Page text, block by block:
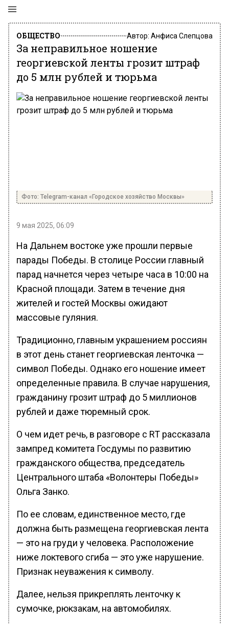
ОБЩЕСТВО Автор: Анфиса Слепцова
За неправильное ношение
георгиевской ленты грозит штраф
до 5 млн рублей и тюрьма
Фото: Telegram-канал «Городское хозяйство Москвы»
9 мая 2025, 06:09
На Дальнем востоке уже прошли первые
парады Победы. В столице России главный
парад начнется через четыре часа в 10:00 на
Красной площади. Затем в течение дня
жителей и гостей Москвы ожидают
массовые гуляния.
Традиционно, главным украшением россиян
в этот день станет георгиевская ленточка —
символ Победы. Однако его ношение имеет
определенные правила. В случае нарушения,
гражданину грозит штраф до 5 миллионов
рублей и даже тюремный срок.
О чем идет речь, в разговоре с RT рассказала
зампред комитета Госдумы по развитию
гражданского общества, председатель
Центрального штаба «Волонтеры Победы»
Ольга Занко.
По ее словам, единственное место, где
должна быть размещена георгиевская лента
— это на груди у человека. Расположение
ниже локтевого сгиба — это уже нарушение.
Признак неуважения к символу.
Далее, нельзя прикреплять ленточку к
сумочке, рюкзакам, на автомобилях.